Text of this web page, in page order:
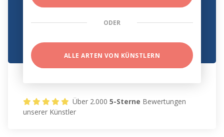
ODER
ALLE ARTEN VON KÜNSTLERN
Über 2.0005-Sterne Bewertungen
unserer Künstler